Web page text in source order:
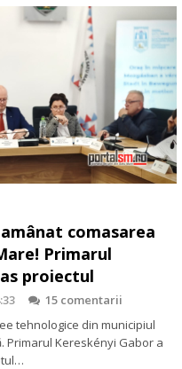
amânat comasarea
Primarul
proiectul
15 comentarii
tehnologice din municipiul
Primarul Kereskényi Gabor a